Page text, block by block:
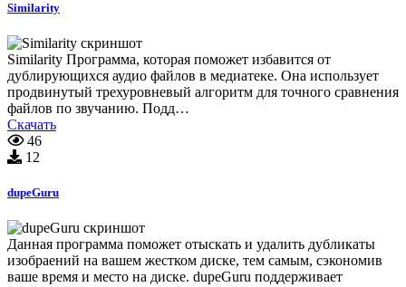
Similarity
Similarity Программа, которая поможет избавится от
дублирующихся аудио файлов в медиатеке. Она использует
продвинутый трехуровневый алгоритм для точного сравнения
файлов по звучанию. Подд…
Скачать
46
12
dupeGuru
Данная программа поможет отыскать и удалить дубликаты
изобраений на вашем жестком диске, тем самым, сэкономив
ваше время и место на диске. dupeGuru поддерживает